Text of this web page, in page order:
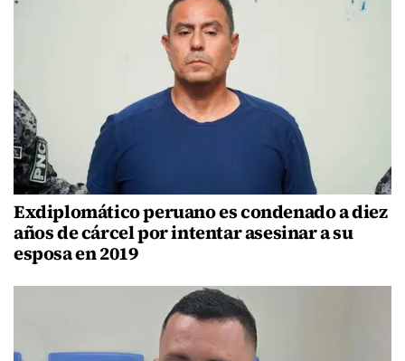
Exdiplomático peruano es condenado a diez
años de cárcel por intentar asesinar a su
esposa en 2019